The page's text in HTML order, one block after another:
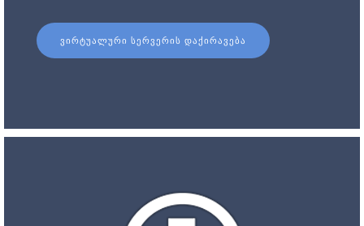
ᲕᲘᲠᲢᲣᲐᲚᲣᲠᲘ ᲡᲔᲠᲕᲔᲠᲘᲡ ᲓᲐᲥᲘᲠᲐᲕᲔᲑᲐ